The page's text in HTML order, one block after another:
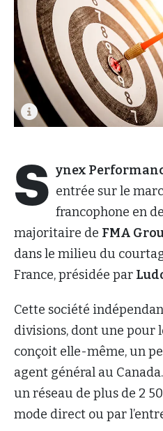
S ynex
entrée sur le
francophone en
majoritaire de FMA
dans le milieu du
France, présidée par
Cette société
divisions, dont une pour
conçoit elle-même, un
agent général au
un réseau de plus de 2
mode direct ou par